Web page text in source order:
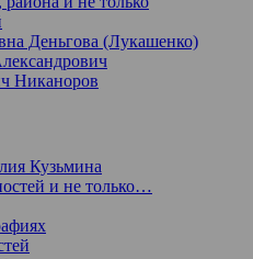
Деньгова (Лукашенко)
Никаноров
Кузьмина
и не только…